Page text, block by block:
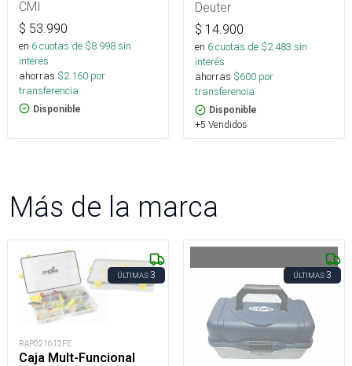
Arborismo
CMI
$ 53.990
en 6cuotas de $8.998sin
interés
ahorras $2.160 por
transferencia.
Disponible
Deuter
$ 14.900
en 6cuotas de $2.483 sin
interés
ahorras $600 por
transferencia.
Disponible
+5 Vendidos
Más de la marca
ÚLTIMAS3
RAP021612FE
Caja Mult-Funcional
ÚLTIMAS3